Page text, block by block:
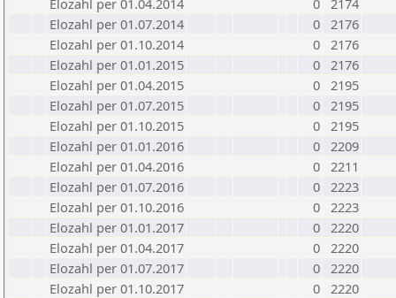
Elozahl per 01.04.2014
0 2174
Elozahl per 01.07.2014
0 2176
Elozahl per 01.10.2014
0 2176
Elozahl per 01.01.2015
0 2176
Elozahl per 01.04.2015
0 2195
Elozahl per 01.07.2015
0 2195
Elozahl per 01.10.2015
0 2195
Elozahl per 01.01.2016
0 2209
Elozahl per 01.04.2016
0 2211
Elozahl per 01.07.2016
0 2223
Elozahl per 01.10.2016
0 2223
Elozahl per 01.01.2017
0 2220
Elozahl per 01.04.2017
0 2220
Elozahl per 01.07.2017
0 2220
Elozahl per 01.10.2017
0 2220